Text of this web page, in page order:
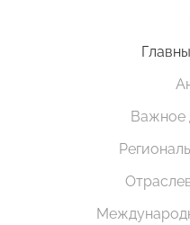
Важное